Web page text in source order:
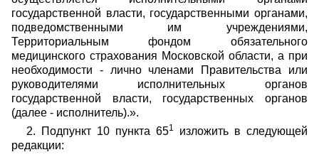
государственной власти, государственными органами,
подведомственными им учреждениями,
Территориальным фондом обязательного
медицинского страхования Московской области, а при
необходимости - лично членами Правительства или
руководителями исполнительных органов
государственной власти, государственных органов
(далее - исполнитель).».
2. Подпункт 10 пункта 651
изложить в следующей
редакции: